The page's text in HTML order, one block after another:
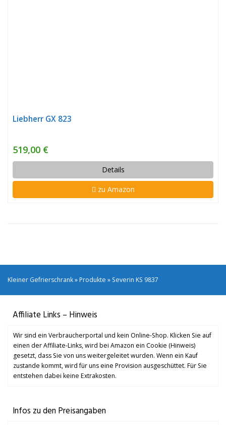
Liebherr GX 823
519,00 €
Details
zu Amazon
Kleiner Gefrierschrank»Produkte » Severin KS 9837
Affiliate Links – Hinweis
Wir sind ein Verbraucherportal und kein Online-Shop. Klicken Sie auf
einen der Affiliate-Links, wird bei Amazon ein Cookie (Hinweis)
gesetzt, dass Sie von uns weitergeleitet wurden. Wenn ein Kauf
zustande kommt, wird für uns eine Provision ausgeschüttet. Für Sie
entstehen dabei keine Extrakosten.
Infos zu den Preisangaben